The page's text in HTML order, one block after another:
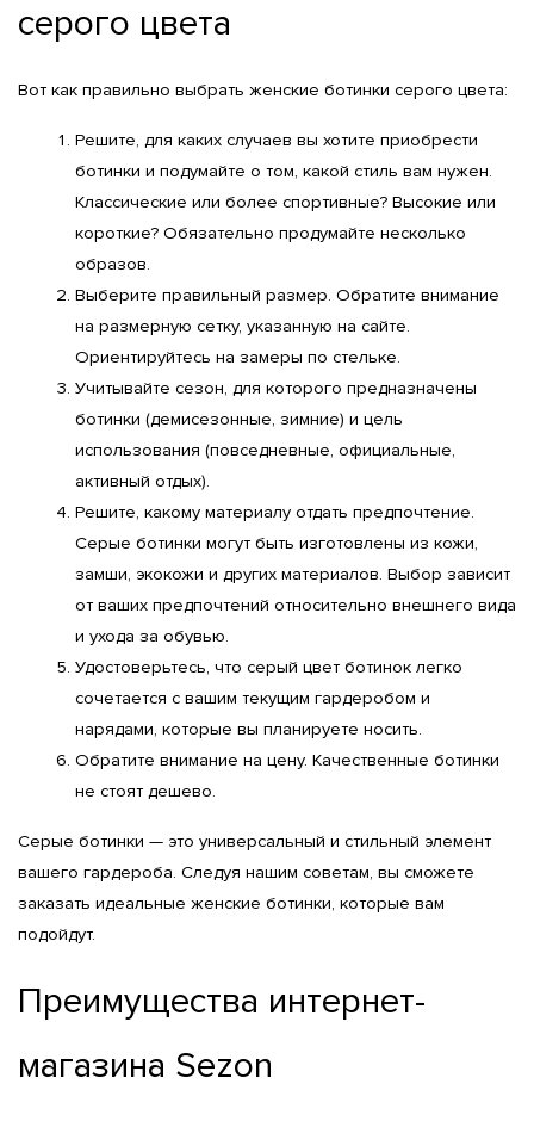
серого цвета
Вот как правильно выбрать женские ботинки серого цвета:
Решите, для каких случаев вы хотите приобрести
ботинки и подумайте о том, какой стиль вам нужен.
Классические или более спортивные? Высокие или
короткие? Обязательно продумайте несколько
образов.
Выберите правильный размер. Обратите внимание
на размерную сетку, указанную на сайте.
Ориентируйтесь на замеры по стельке.
Учитывайте сезон, для которого предназначены
ботинки (демисезонные, зимние) и цель
использования (повседневные, официальные,
активный отдых).
Решите, какому материалу отдать предпочтение.
Серые ботинки могут быть изготовлены из кожи,
замши, экокожи и других материалов. Выбор зависит
от ваших предпочтений относительно внешнего вида
и ухода за обувью.
Удостоверьтесь, что серый цвет ботинок легко
сочетается с вашим текущим гардеробом и
нарядами, которые вы планируете носить.
Обратите внимание на цену. Качественные ботинки
не стоят дешево.
Серые ботинки — это универсальный и стильный элемент
вашего гардероба. Следуя нашим советам, вы сможете
заказать идеальные женские ботинки, которые вам
подойдут.
Преимущества интернет-
магазина Sezon